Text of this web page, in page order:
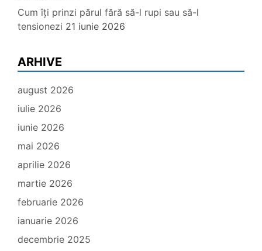
Cum îți prinzi părul fără să-l rupi sau să-l
tensionezi 21 iunie 2026
ARHIVE
august 2026
iulie 2026
iunie 2026
mai 2026
aprilie 2026
martie 2026
februarie 2026
ianuarie 2026
decembrie 2025